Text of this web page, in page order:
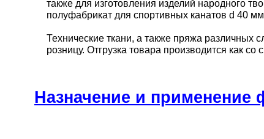
также для изготовления изделий народного
полуфабрикат для спортивных канатов d 40
Технические ткани, а также пряжа различных
розницу. Отгрузка товара производится как со
Назначение и применение